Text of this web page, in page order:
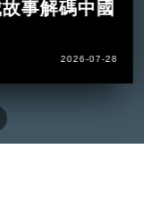
事解碼中國
2026-07-28